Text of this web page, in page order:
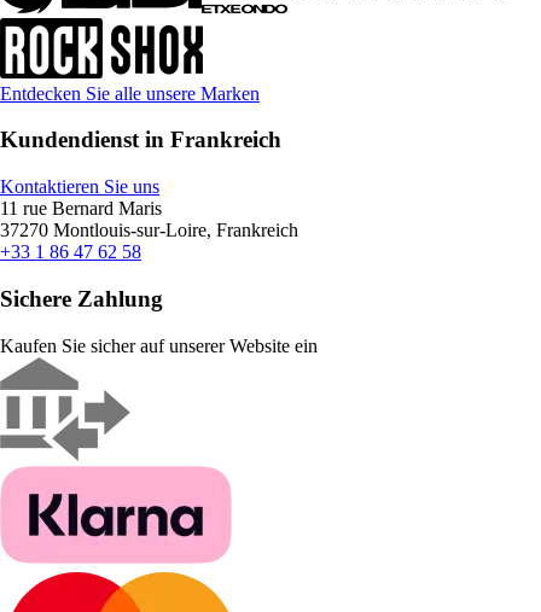
Entdecken Sie alle unsere Marken
Kundendienst in Frankreich
Kontaktieren Sie uns
11 rue Bernard Maris
37270 Montlouis-sur-Loire, Frankreich
+33 1 86 47 62 58
Sichere Zahlung
Kaufen Sie sicher auf unserer Website ein